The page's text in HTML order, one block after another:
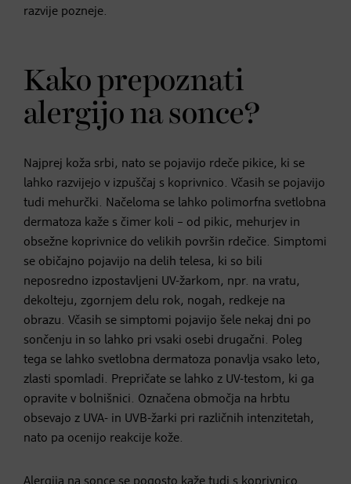
razvije pozneje.
Kako prepoznati
alergijo na sonce?
Najprej koža srbi, nato se pojavijo rdeče pikice, ki se
lahko razvijejo v izpuščaj s koprivnico. Včasih se pojavijo
tudi mehurčki. Načeloma se lahko polimorfna svetlobna
dermatoza kaže s čimer koli – od pikic, mehurjev in
obsežne koprivnice do velikih površin rdečice. Simptomi
se običajno pojavijo na delih telesa, ki so bili
neposredno izpostavljeni UV-žarkom, npr. na vratu,
dekolteju, zgornjem delu rok, nogah, redkeje na
obrazu. Včasih se simptomi pojavijo šele nekaj dni po
sončenju in so lahko pri vsaki osebi drugačni. Poleg
tega se lahko svetlobna dermatoza ponavlja vsako leto,
zlasti spomladi. Prepričate se lahko z UV-testom, ki ga
opravite v bolnišnici. Označena območja na hrbtu
obsevajo z UVA- in UVB-žarki pri različnih intenzitetah,
nato pa ocenijo reakcije kože.
Alergija na sonce se pogosto kaže tudi s koprivnico.